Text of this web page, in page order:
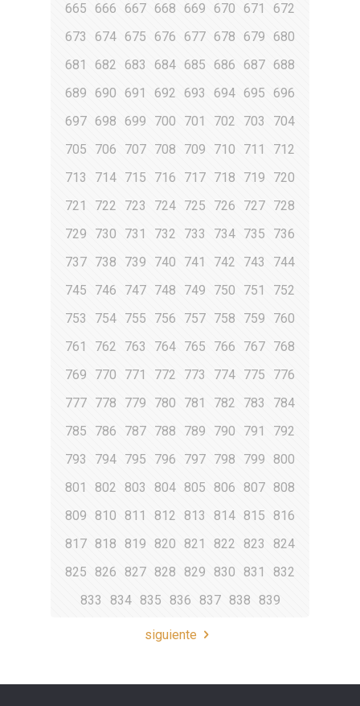
665
666 667 668 669 670 671
672
673
674 675 676 677 678 679
680
681
682 683 684 685 686 687 688
689
690 691 692 693 694 695
696
697 698 699 700 701 702 703
704
705
706 707 708 709 710 711
712
713
714 715 716 717 718 719
720
721
722 723 724 725 726 727 728
729
730 731 732 733 734 735
736
737 738 739 740 741 742 743
744
745
746 747 748 749 750 751
752
753
754 755 756 757 758 759
760
761
762 763 764 765 766 767 768
769
770 771 772 773 774 775
776
777 778 779 780 781 782 783
784
785
786 787 788 789 790 791
792
793
794 795 796 797 798 799
800
801
802 803 804 805 806 807 808
809
810 811 812 813 814 815
816
817 818 819 820 821 822 823
824
825
826 827 828 829 830 831
832
833
834 835 836 837 838 839
siguiente